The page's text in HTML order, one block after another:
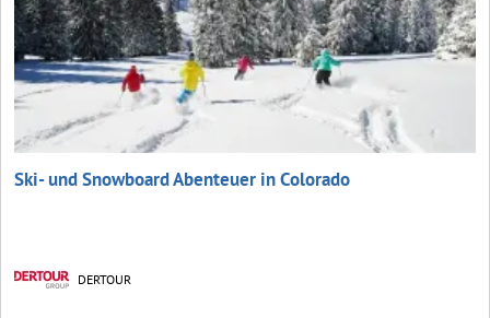
Ski- und Snowboard Abenteuer in Colorado
DERTOUR